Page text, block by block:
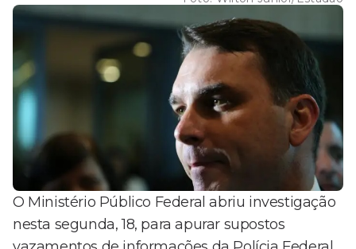
O Ministério Público Federal abriu investigação
nesta segunda, 18, para apurar supostos